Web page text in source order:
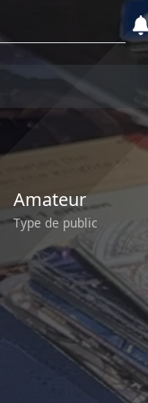
Amateur
Type de public